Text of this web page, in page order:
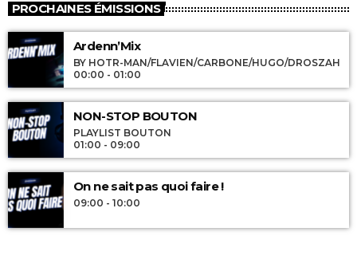
PROCHAINES ÉMISSIONS
Ardenn’Mix
BY HOTR-MAN/FLAVIEN/CARBONE/HUGO/DROSZAH
00:00 - 01:00
NON-STOP BOUTON
PLAYLIST BOUTON
01:00 - 09:00
On ne sait pas quoi faire !
09:00 - 10:00